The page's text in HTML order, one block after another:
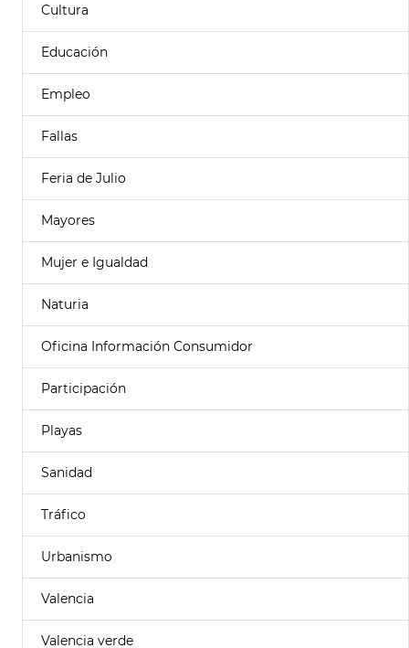
Cultura
Educación
Empleo
Fallas
Feria de Julio
Mayores
Mujer e Igualdad
Naturia
Oficina Información Consumidor
Participación
Playas
Sanidad
Tráfico
Urbanismo
Valencia
Valencia verde